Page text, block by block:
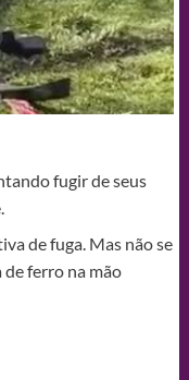
fugir de seus
de fuga. Mas não se
ferro na mão